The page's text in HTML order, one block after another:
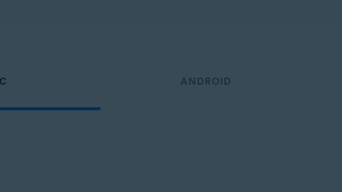
ANDROID